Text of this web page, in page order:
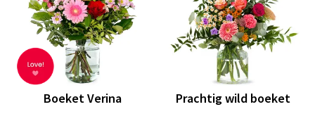
Boeket Verina Prachtig wild boeket